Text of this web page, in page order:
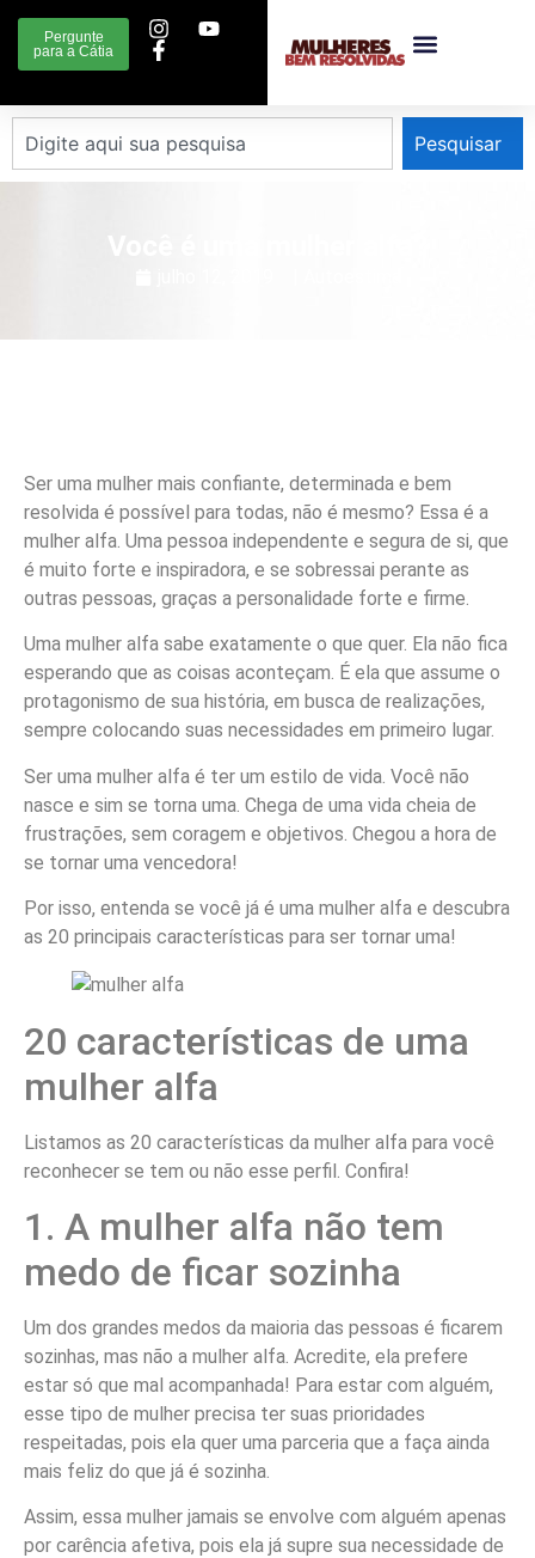
Pergunte
para a Cátia
Pesquisar
Ser uma mulher mais confiante, determinada e bem
resolvida é possível para todas, não é mesmo? Essa é a
mulher alfa. Uma pessoa independente e segura de si, que
é muito forte e inspiradora, e se sobressai perante as
outras pessoas, graças a personalidade forte e firme.
Uma mulher alfa sabe exatamente o que quer. Ela não fica
esperando que as coisas aconteçam. É ela que assume o
protagonismo de sua história, em busca de realizações,
sempre colocando suas necessidades em primeiro lugar.
Ser uma mulher alfa é ter um estilo de vida. Você não
nasce e sim se torna uma. Chega de uma vida cheia de
frustrações, sem coragem e objetivos. Chegou a hora de
se tornar uma vencedora!
Por isso, entenda se você já é uma mulher alfa e descubra
as 20 principais características para ser tornar uma!
20 características de uma
mulher alfa
Listamos as 20 características da mulher alfa para você
reconhecer se tem ou não esse perfil. Confira!
1. A mulher alfa não tem
medo de ficar sozinha
Um dos grandes medos da maioria das pessoas é ficarem
sozinhas, mas não a mulher alfa. Acredite, ela prefere
estar só que mal acompanhada! Para estar com alguém,
esse tipo de mulher precisa ter suas prioridades
respeitadas, pois ela quer uma parceria que a faça ainda
mais feliz do que já é sozinha.
Assim, essa mulher jamais se envolve com alguém apenas
por carência afetiva, pois ela já supre sua necessidade de